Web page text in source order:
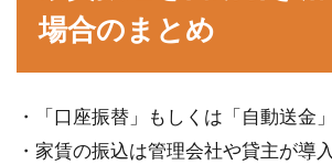
場合のまとめ
・「口座振替」もしくは「自動送金
・家賃の振込は管理会社や貸主が導